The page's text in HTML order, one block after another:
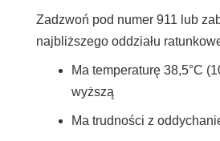
Zadzwoń pod numer 911 lub
najbliższego oddziału
Ma temperaturę 38,5°C
wyższą
Ma trudności z